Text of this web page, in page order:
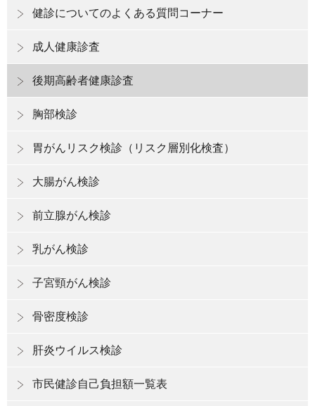
健診についてのよくある質問コーナー
成人健康診査
後期高齢者健康診査
胸部検診
胃がんリスク検診（リスク層別化検査）
大腸がん検診
前立腺がん検診
乳がん検診
子宮頸がん検診
骨密度検診
肝炎ウイルス検診
市民健診自己負担額一覧表